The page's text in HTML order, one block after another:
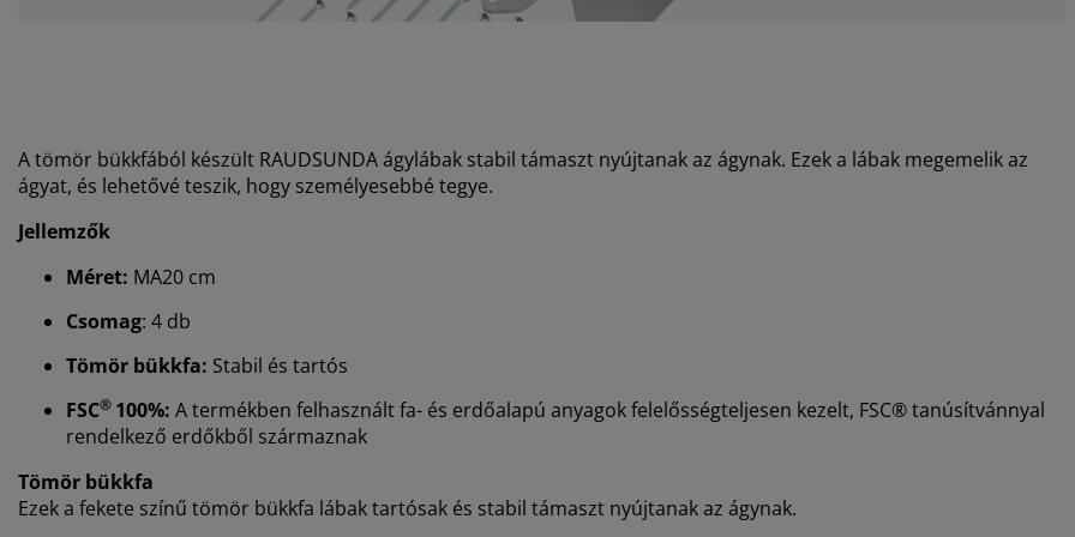
A tömör bükkfából készült RAUDSUNDA ágylábak stabil támaszt nyújtanak az ágynak. Ezek a lábak megemelik az
ágyat, és lehetővé teszik, hogy személyesebbé tegye.
Jellemzők
Méret: MA20 cm
Csomag: 4 db
Tömör bükkfa: Stabil és tartós
FSC® 100%: A termékben felhasznált fa- és erdőalapú anyagok felelősségteljesen kezelt, FSC® tanúsítvánnyal
rendelkező erdőkből származnak
Tömör bükkfa
Ezek a fekete színű tömör bükkfa lábak tartósak és stabil támaszt nyújtanak az ágynak.